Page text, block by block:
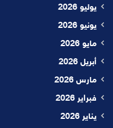
يوليو 2026
يونيو 2026
مايو 2026
أبريل 2026
مارس 2026
فبراير 2026
يناير 2026